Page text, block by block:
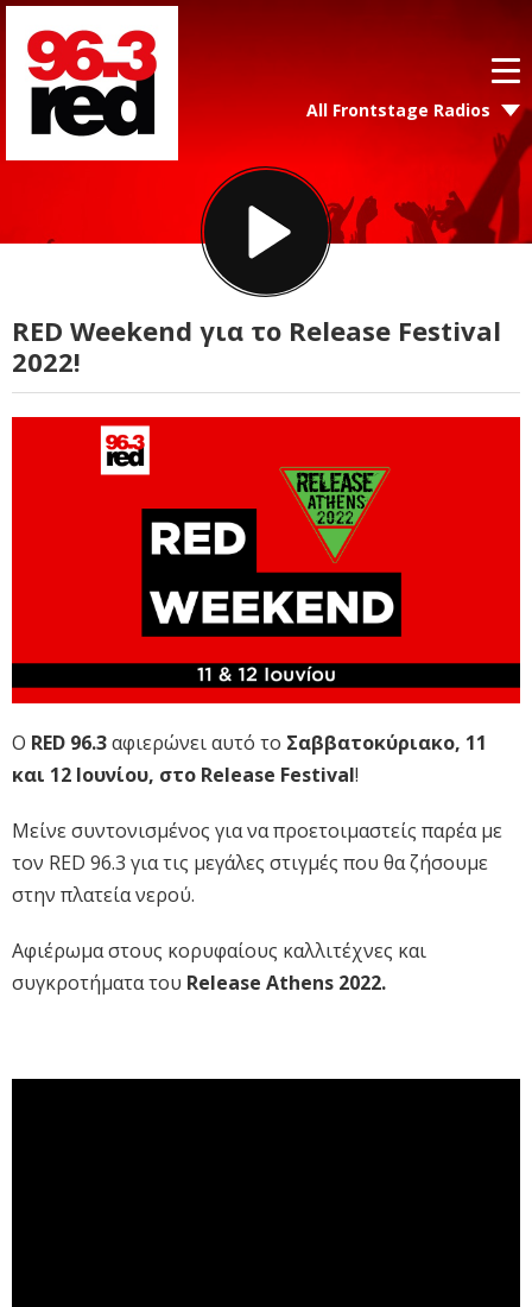
All Frontstage Radios
RED Weekend για το Release Festival
2022!
O RED 96.3αφιερώνει αυτό το Σαββατοκύριακο, 11
και 12 Ιουνίου, στο Release Festival!
Μείνε συντονισμένος για να προετοιμαστείς παρέα με
τον RED 96.3 για τις μεγάλες στιγμές που θα ζήσουμε
στην πλατεία νερού.
Αφιέρωμα στους κορυφαίους καλλιτέχνες και
συγκροτήματα του Release Athens 2022.